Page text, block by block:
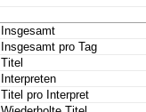
Insgesamt
Insgesamt pro Tag
Titel
Interpreten
Titel pro Interpret